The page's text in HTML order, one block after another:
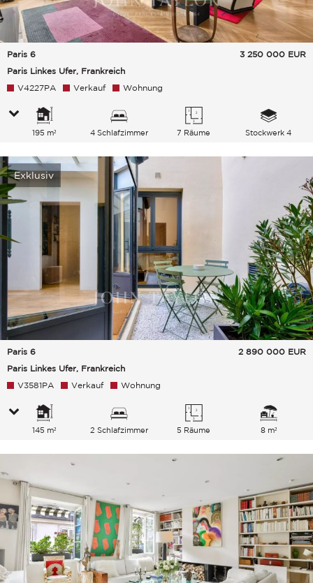
Paris 6
Paris Linkes Ufer, Frankreich
3 250 000 EUR
V4227PA Verkauf Wohnung
195 m² 4 Schlafzimmer 7 Räume Stockwerk 4
Exklusiv
Paris 6
Paris Linkes Ufer, Frankreich
2 890 000 EUR
V3581PA Verkauf Wohnung
145 m² 2 Schlafzimmer 5 Räume 8 m²